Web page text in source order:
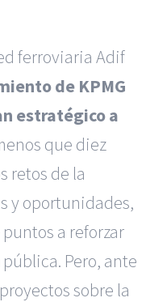
ferroviaria Adif
de KPMG
estratégico a
que diez
retos de la
y oportunidades,
a reforzar
Pero, ante
sobre la